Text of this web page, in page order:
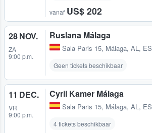
vanaf US$ 202
28 NOV.
ZA
9:00 p.m.
Ruslana Málaga
Sala Paris 15, Málaga, AL, ES
Geen tickets beschikbaar
11 DEC.
VR
9:00 p.m.
Cyril Kamer Málaga
Sala Paris 15, Málaga, AL, ES
4 tickets beschikbaar